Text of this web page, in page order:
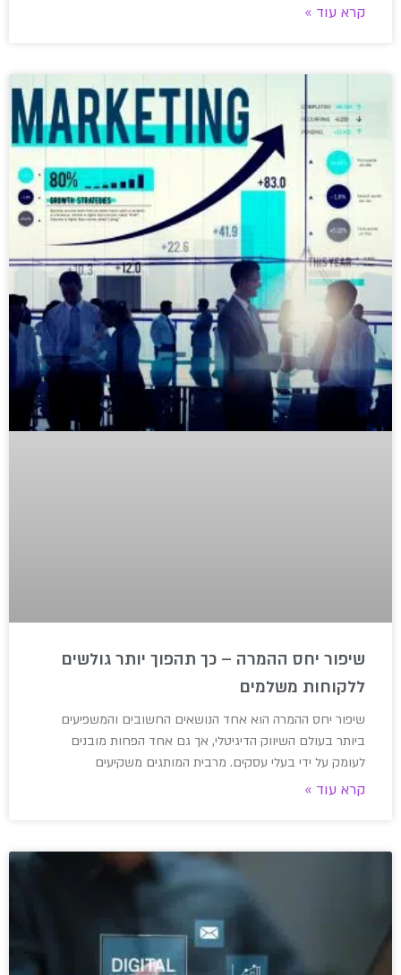
קרא עוד »
שיפור יחס ההמרה – כך תהפוך יותר גולשים
ללקוחות משלמים
שיפור יחס ההמרה הוא אחד הנושאים החשובים והמשפיעים
ביותר בעולם השיווק הדיגיטלי, אך גם אחד הפחות מובנים
לעומק על ידי בעלי עסקים. מרבית המותגים משקיעים
קרא עוד »